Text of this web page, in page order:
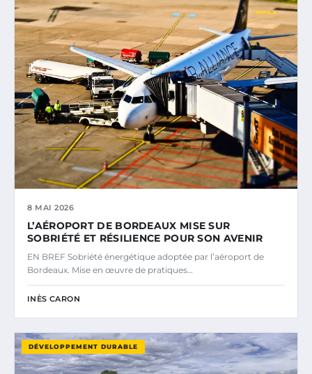
8 MAI 2026
L’AÉROPORT DE BORDEAUX MISE SUR
SOBRIÉTÉ ET RÉSILIENCE POUR SON AVENIR
EN BREF Sobriété énergétique adoptée par l’aéroport de
Bordeaux. Mise en œuvre de pratiques…
INÈS CARON
DÉVELOPPEMENT DURABLE